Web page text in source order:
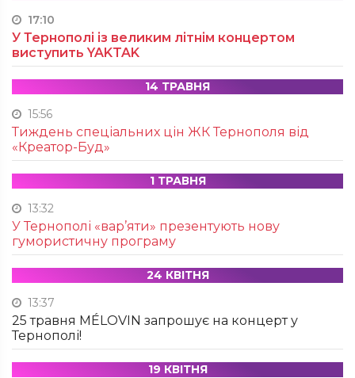
17:10
У Тернополі із великим літнім концертом
виступить YAKTAK
14 ТРАВНЯ
15:56
Тиждень спеціальних цін ЖК Тернополя від
«Креатор-Буд»
1 ТРАВНЯ
13:32
У Тернополі «вар’яти» презентують нову
гумористичну програму
24 КВІТНЯ
13:37
25 травня MÉLOVIN запрошує на концерт у
Тернополі!
19 КВІТНЯ